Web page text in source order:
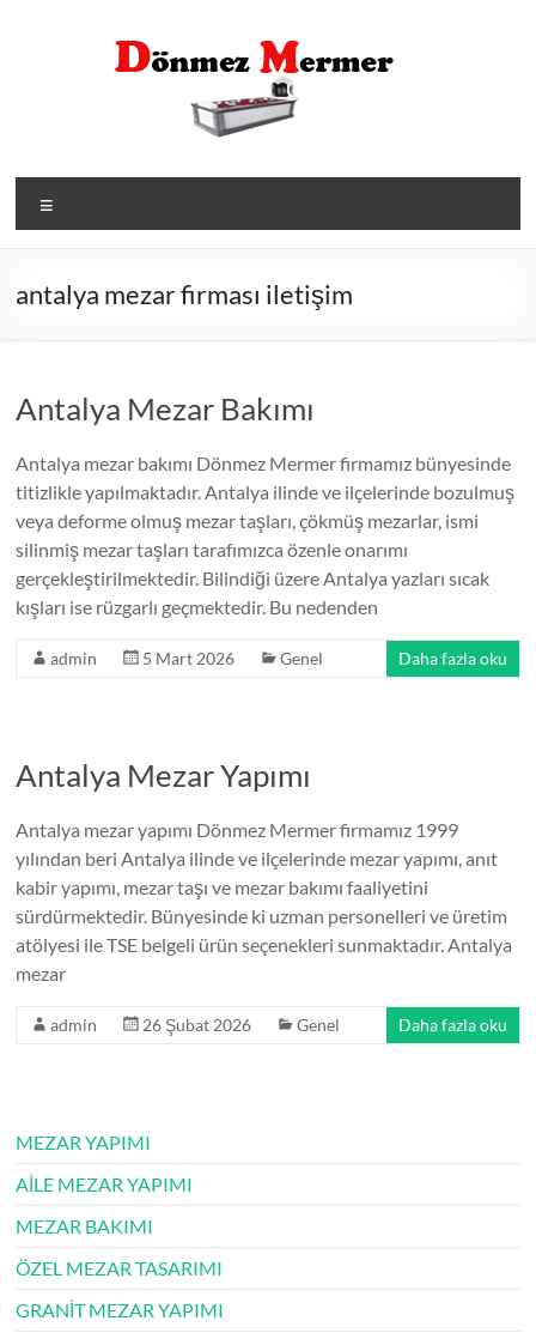
antalya mezar firması iletişim
Antalya Mezar Bakımı
Antalya mezar bakımı Dönmez Mermer firmamız bünyesinde
titizlikle yapılmaktadır. Antalya ilinde ve ilçelerinde bozulmuş
veya deforme olmuş mezar taşları, çökmüş mezarlar, ismi
silinmiş mezar taşları tarafımızca özenle onarımı
gerçekleştirilmektedir. Bilindiği üzere Antalya yazları sıcak
kışları ise rüzgarlı geçmektedir. Bu nedenden
admin 5 Mart 2026 Genel Daha fazla oku
Antalya Mezar Yapımı
Antalya mezar yapımı Dönmez Mermer firmamız 1999
yılından beri Antalya ilinde ve ilçelerinde mezar yapımı, anıt
kabir yapımı, mezar taşı ve mezar bakımı faaliyetini
sürdürmektedir. Bünyesinde ki uzman personelleri ve üretim
atölyesi ile TSE belgeli ürün seçenekleri sunmaktadır. Antalya
mezar
admin 26 Şubat 2026 Genel Daha fazla oku
MEZAR YAPIMI
AİLE MEZAR YAPIMI
MEZAR BAKIMI
ÖZEL MEZAR TASARIMI
GRANİT MEZAR YAPIMI